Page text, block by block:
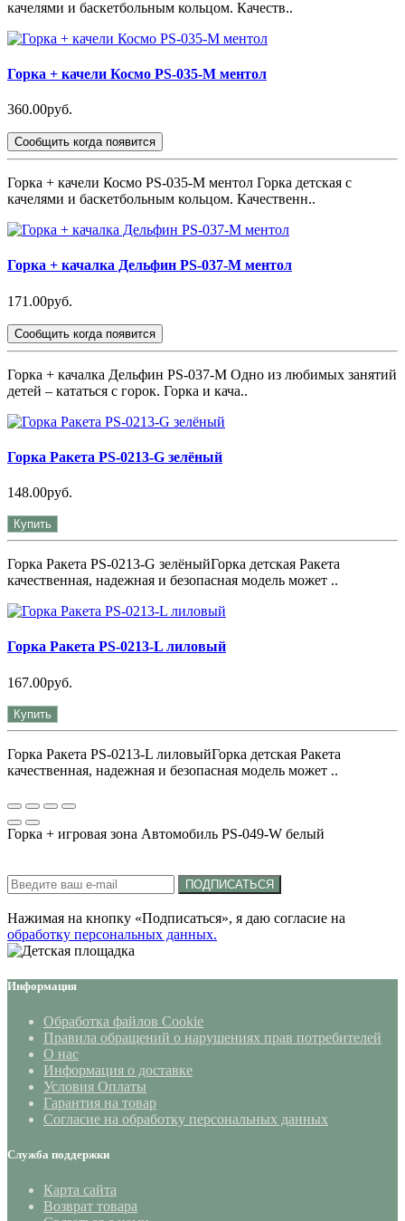
качелями и баскетбольным кольцом. Качеств..
Горка + качели Космо PS-035-М ментол
360.00руб.
Сообщить когда появится
Горка + качели Космо PS-035-М ментол Горка детская с
качелями и баскетбольным кольцом. Качественн..
Горка + качалка Дельфин PS-037-М ментол
171.00руб.
Сообщить когда появится
Горка + качалка Дельфин PS-037-М Одно из любимых занятий
детей – кататься с горок. Горка и кача..
Горка Ракета PS-0213-G зелёный
148.00руб.
Купить
Горка Ракета PS-0213-G зелёныйГорка детская Ракета
качественная, надежная и безопасная модель может ..
Горка Ракета PS-0213-L лиловый
167.00руб.
Купить
Горка Ракета PS-0213-L лиловыйГорка детская Ракета
качественная, надежная и безопасная модель может ..
Горка + игровая зона Автомобиль PS-049-W белый
ПОДПИСАТЬСЯ
Нажимая на кнопку «Подписаться», я даю cогласие на
обработку персональных данных.
Информация
Обработка файлов Cookie
Правила обращений о нарушениях прав потребителей
О нас
Информация о доставке
Условия Оплаты
Гарантия на товар
Согласие на обработку персональных данных
Служба поддержки
Карта сайта
Возврат товара